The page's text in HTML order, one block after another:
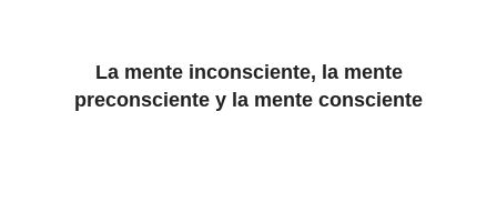
La mente inconsciente, la mente
preconsciente y la mente consciente